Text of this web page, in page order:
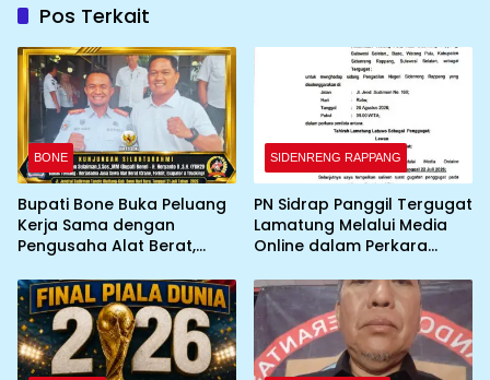
Pos Terkait
BONE
Bupati Bone Buka Peluang
Kerja Sama dengan
Pengusaha Alat Berat,
Percepatan Pembangunan
Daerah
SIDENRENG RAPPANG
PN Sidrap Panggil Tergugat
Lamatung Melalui Media
Online dalam Perkara